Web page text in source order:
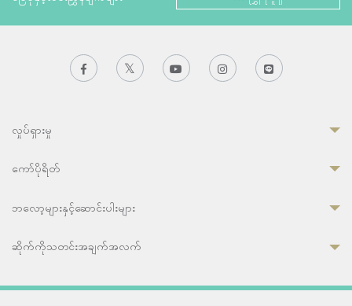
လှုပ်ရှားမှု
ကော်ပိုရိတ်
ဘလော့များနှင့်ဆောင်းပါးများ
ဆိုက်ကိုသတင်းအချက်အလက်